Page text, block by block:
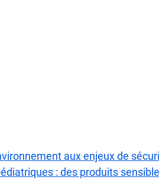
aux enjeux de
: des produits